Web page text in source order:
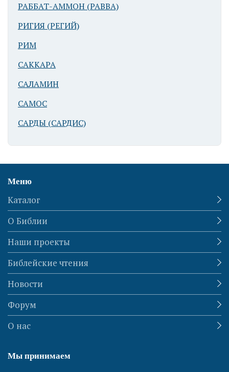
Иерусалим.
Восточный
Давидова
Восточный
склон Города
Давидова
Иерусалим.
РАББАТ-АММОН (РАВВА)
РИГИЯ (РЕГИЙ)
РИМ
САККАРА
САЛАМИН
САМОС
САРДЫ (САРДИС)
Меню
Каталог
О Библии
Наши проекты
Библейские чтения
Новости
Форум
О нас
Мы принимаем